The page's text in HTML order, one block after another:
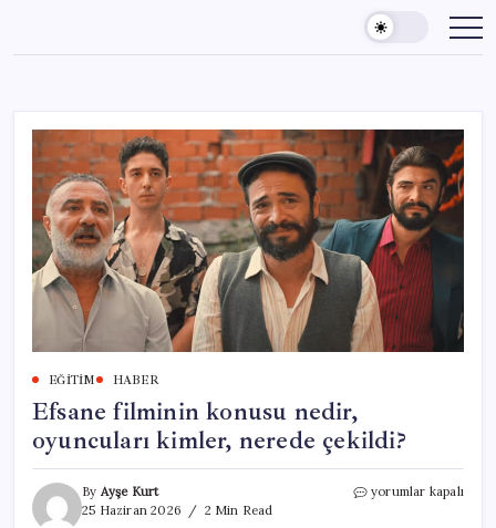
content
EĞITIM HABER
Efsane filminin konusu nedir,
oyuncuları kimler, nerede çekildi?
By Ayşe Kurt
25 Haziran 2026
2 Min Read
Efsane
yorumlar kapalı